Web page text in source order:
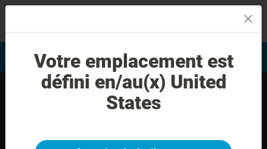
Evaluation du sourire Trouver un praticien
Votre emplacement est
défini en/au(x) United
States